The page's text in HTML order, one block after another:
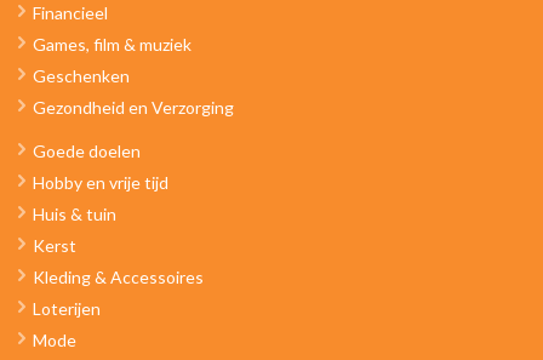
Financieel
Games, film & muziek
Geschenken
Gezondheid en Verzorging
Goede doelen
Hobby en vrije tijd
Huis & tuin
Kerst
Kleding & Accessoires
Loterijen
Mode